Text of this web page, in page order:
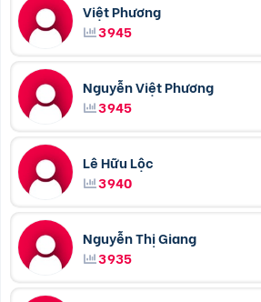
Việt Phương
3945
Nguyễn Việt Phương
3945
Lê Hữu Lộc
3940
Nguyễn Thị Giang
3935